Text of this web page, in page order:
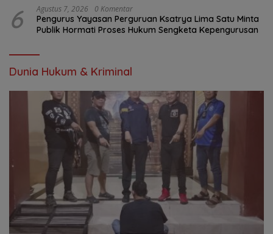
6 Agustus 7, 2026 0 Komentar
Pengurus Yayasan Perguruan Ksatrya Lima Satu Minta
Publik Hormati Proses Hukum Sengketa Kepengurusan
Dunia Hukum & Kriminal